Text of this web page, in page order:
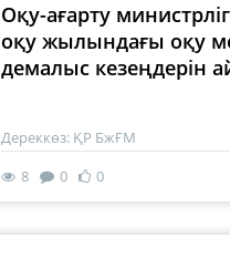
Оқу-ағарту
оқу жылындағы оқу
демалыс кезеңдерін
Дереккөз: ҚР БжҒМ
8
0 0